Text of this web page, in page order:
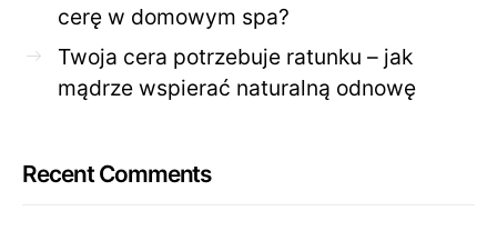
cerę w domowym spa?
Twoja cera potrzebuje ratunku – jak
mądrze wspierać naturalną odnowę
Recent Comments